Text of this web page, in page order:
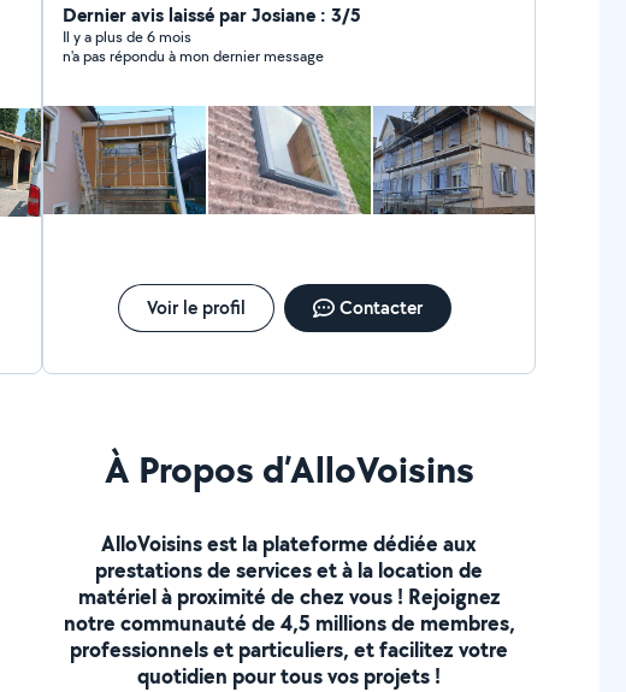
Remplacement de velux. Pose de lambris pvc ou bois
sous toiture. Zinguerie : Gouttière, rive, solin,
remplacement de manteau de cheminée. Bardage
Isolation de combles, murs Petite charpente (carport,
avancée...) Assurance décennale et RC pro à jour
Dernier avis laissé par Josiane : 3/5
Il y a plus de 6 mois
n'a pas répondu à mon dernier message
Voir le profil Contacter
À Propos d’AlloVoisins
AlloVoisins est la plateforme dédiée aux
prestations de services et à la location de
matériel à proximité de chez vous ! Rejoignez
notre communauté de 4,5 millions de membres,
professionnels et particuliers, et facilitez votre
quotidien pour tous vos projets !